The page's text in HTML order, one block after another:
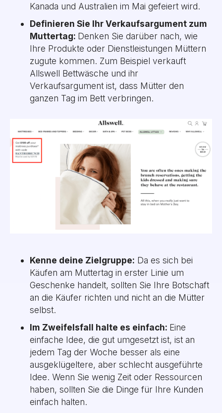
Kanada und Australien im Mai gefeiert wird.
Definieren Sie Ihr Verkaufsargument zum
Muttertag: Denken Sie darüber nach, wie
Ihre Produkte oder Dienstleistungen Müttern
zugute kommen. Zum Beispiel verkauft
Allswell Bettwäsche und ihr
Verkaufsargument ist, dass Mütter den
ganzen Tag im Bett verbringen.
Kenne deine Zielgruppe: Da es sich bei
Käufen am Muttertag in erster Linie um
Geschenke handelt, sollten Sie Ihre Botschaft
an die Käufer richten und nicht an die Mütter
selbst.
Im Zweifelsfall halte es einfach: Eine
einfache Idee, die gut umgesetzt ist, ist an
jedem Tag der Woche besser als eine
ausgeklügeltere, aber schlecht ausgeführte
Idee. Wenn Sie wenig Zeit oder Ressourcen
haben, sollten Sie die Dinge für Ihre Kunden
einfach halten.